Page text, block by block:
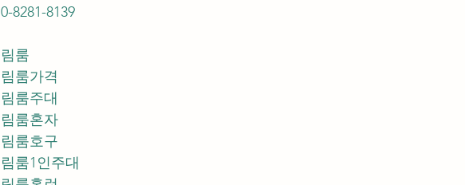
8281-8139
룸
룸가격
룸주대
룸혼자
룸호구
룸1인주대